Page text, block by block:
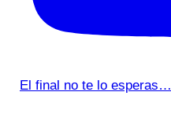
El final no te lo esperas…